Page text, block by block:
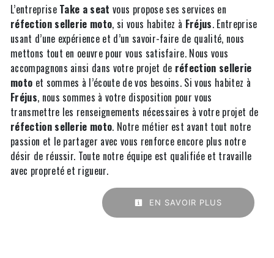
L’entreprise Take a seat vous propose ses services en
réfection sellerie moto, si vous habitez à Fréjus. Entreprise
usant d’une expérience et d’un savoir-faire de qualité, nous
mettons tout en oeuvre pour vous satisfaire. Nous vous
accompagnons ainsi dans votre projet de réfection sellerie
moto et sommes à l’écoute de vos besoins. Si vous habitez à
Fréjus, nous sommes à votre disposition pour vous
transmettre les renseignements nécessaires à votre projet de
réfection sellerie moto. Notre métier est avant tout notre
passion et le partager avec vous renforce encore plus notre
désir de réussir. Toute notre équipe est qualifiée et travaille
avec propreté et rigueur.
EN SAVOIR PLUS